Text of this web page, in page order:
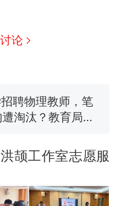
论
中心附近最大风
聘物理教师，笔
淘汰？教育局：
头放菜刀的女孩，
我回家”改写了
颉工作室志愿服